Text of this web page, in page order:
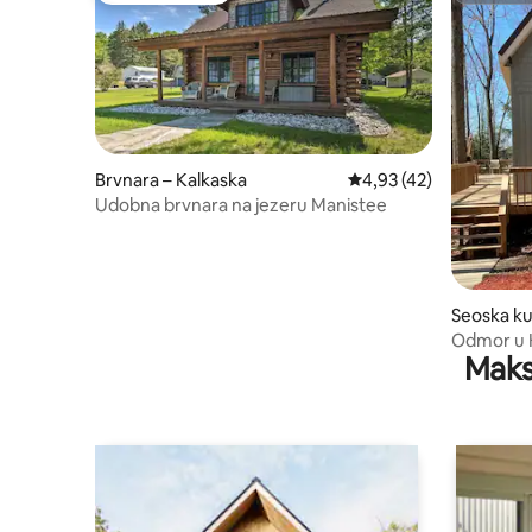
Brvnara – Kalkaska Prosječna ocjena:
4,93 (42)
Udobna brvnara na jezeru Manistee
Seoska
Odmor u
sjeveru